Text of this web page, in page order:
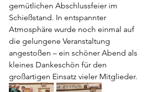
gemütlichen Abschlussfeier im
Schießstand. In entspannter
Atmosphäre wurde noch einmal auf
die gelungene Veranstaltung
angestoßen – ein schöner Abend als
kleines Dankeschön für den
großartigen Einsatz vieler Mitglieder.